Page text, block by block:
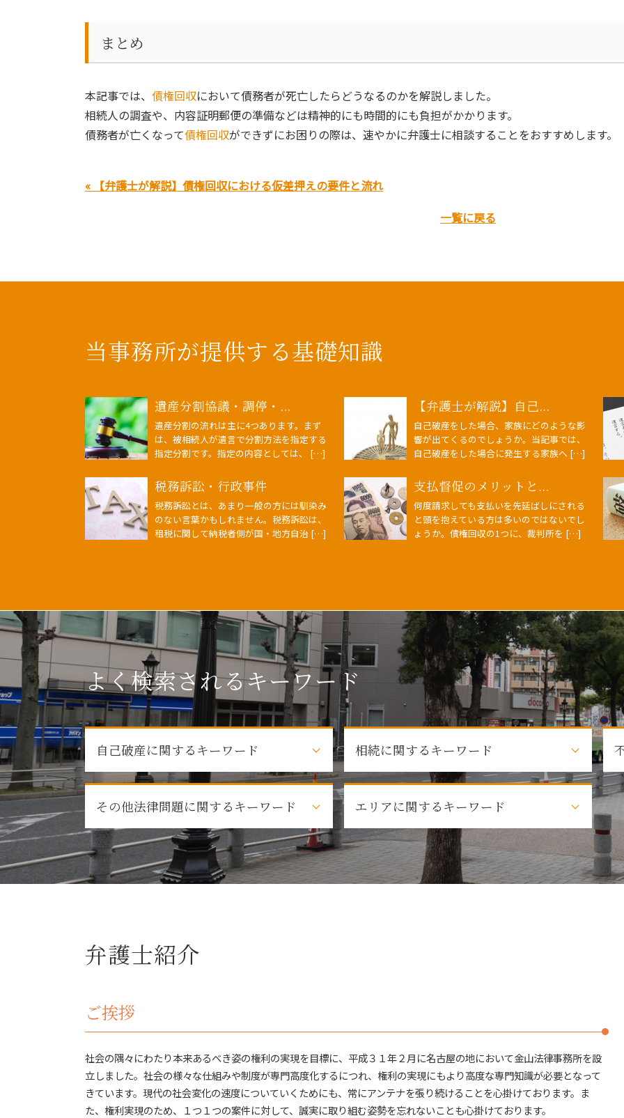
まとめ
本記事では、 債権回収において債務者が死亡したらどうなるのかを解説しました。
相続人の調査や、内容証明郵便の準備などは精神的にも時間的にも負担がかかります。
債務者が亡くなって債権回収ができずにお困りの際は、速やかに弁護士に相談することをおすすめします。
« 【弁護士が解説】債権回収における仮差押えの要件と流れ
一覧に戻る
当事務所が提供する基礎知識
遺産分割協議・調停・...
遺産分割の流れは主に4つあります。まず
は、被相続人が遺言で分割方法を指定する
指定分割です。指定の内容としては、 […]
【弁護士が解説】自己...
自己破産をした場合、家族にどのような影
響が出てくるのでしょうか。当記事では、
自己破産をした場合に発生する家族へ […]
税務訴訟・行政事件
税務訴訟とは、あまり一般の方には馴染み
のない言葉かもしれません。税務訴訟は、
租税に関して納税者側が国・地方自治 […]
支払督促のメリットと...
何度請求しても支払いを先延ばしにされる
と頭を抱えている方は多いのではないでし
ょうか。債権回収の1つに、裁判所を […]
よく検索されるキーワード
自己破産に関するキーワード
任意整理 弁護士
自己破産 手続き中 してはいけないこと
管財人 費用
住宅ローン 自己破産
自己破産とは 家族
弁済 債権者
自己破産 クレジットカード
払えない 住宅ローン
自己破産 費用
任意整理 弁護士 おすすめ
借金 払えない 自己破産
自己破産 保証人
払えない ローン 自己破産
相続に関するキーワード
相続 遺産分割協議
相続 弁護士
株式 相続
弁護士 遺産
相続 弁護士 相談
相続 手続
相続 名義変更
遺留分対策 相続
相続 調停
その他法律問題に関するキーワード
債権回収
弁護士 行政事件
仮差押え 流れ
消費者被害 とは
労働問題
詐欺被害 問題
詐欺被害 とは
刑事事件
労働問題 弁護士
債務者 死亡 債権回収
エリアに関するキーワード
不動産トラブル 名古屋市周辺
近隣トラブル 長久手市
売買トラブル 名古屋市
日進市 その他法律問題
不動産トラブル 名古屋市
不動産トラブル 春日井市
名古屋市周辺 相続
弁護士紹介
ご挨拶
社会の隅々にわたり本来あるべき姿の権利の実現を目標に、平成３１年２月に名古屋の地において金山法律事務所を設
立しました。社会の様々な仕組みや制度が専門高度化するにつれ、権利の実現にもより高度な専門知識が必要となって
きています。現代の社会変化の速度についていくためにも、常にアンテナを張り続けることを心掛けております。ま
た、権利実現のため、１つ１つの案件に対して、誠実に取り組む姿勢を忘れないことも心掛けております。